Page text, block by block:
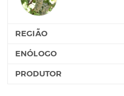
REGIÃO
ENÓLOGO
PRODUTOR